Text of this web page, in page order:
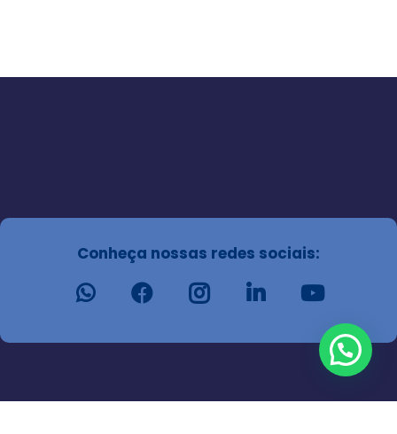
Conheça nossas redes sociais: